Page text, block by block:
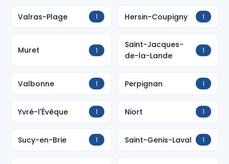
Valras-Plage 1 Hersin-Coupigny 1
Muret 1
Saint-Jacques-
de-la-Lande
1
Valbonne 1 Perpignan 1
Yvré-l'Évêque 1 Niort 1
Sucy-en-Brie 1 Saint-Genis-Laval 1